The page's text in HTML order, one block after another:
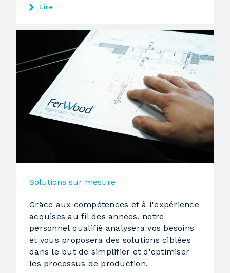
Lire
Solutions sur mesure
Grâce aux compétences et à l'expérience
acquises au fil des années, notre
personnel qualifié analysera vos besoins
et vous proposera des solutions ciblées
dans le but de simplifier et d'optimiser
les processus de production.